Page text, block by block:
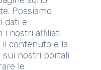
Possiamo
dati e
i nostri affiliati
contenuto e la
sui nostri portali
le